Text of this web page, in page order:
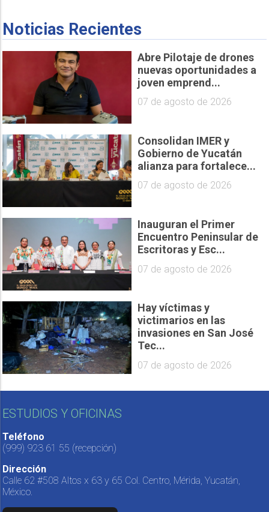
Noticias Recientes
Abre Pilotaje de drones
nuevas oportunidades a
joven emprend...
07 de agosto de 2026
Consolidan IMER y
Gobierno de Yucatán
alianza para fortalece...
07 de agosto de 2026
Inauguran el Primer
Encuentro Peninsular de
Escritoras y Esc...
07 de agosto de 2026
Hay víctimas y
victimarios en las
invasiones en San José
Tec...
07 de agosto de 2026
ESTUDIOS Y OFICINAS
Teléfono
(999) 923 61 55 (recepción)
Dirección
Calle 62 #508 Altos x 63 y 65 Col. Centro, Mérida, Yucatán,
México.